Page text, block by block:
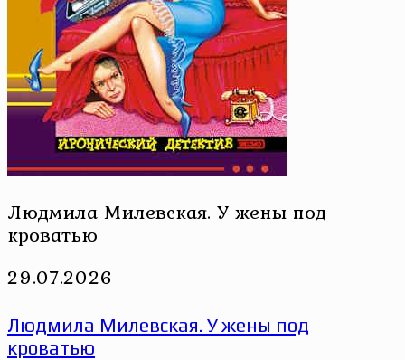
Людмила Милевская. У жены под
кроватью
29.07.2026
Людмила Милевская. У жены под
кроватью